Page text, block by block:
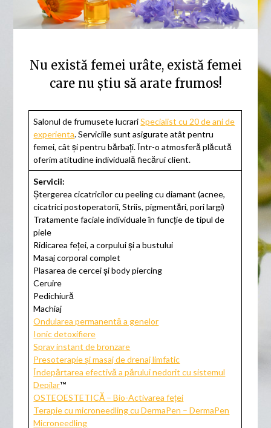
Nu există femei urâte, există femei
care nu știu să arate frumos!
Salonul de frumusete lucrariSpecialist cu 20 de ani de
experienta. Serviciile sunt asigurate atât pentru
femei, cât și pentru bărbați. Într-o atmosferă plăcută
oferim atitudine individuală fiecărui client.
Servicii:
Ștergerea cicatricilor cu peeling cu diamant (acnee,
cicatrici postoperatorii, Striis, pigmentări, pori largi)
Tratamente faciale individuale în funcție de tipul de
piele
Ridicarea feței, a corpului și a bustului
Masaj corporal complet
Plasarea de cercei și body piercing
Ceruire
Pedichiură
Machiaj
Ondularea permanentă a genelor
Ionic detoxifiere
Spray instant de bronzare
Presoterapie și masaj de drenaj limfatic
Îndepărtarea efectivă a părului nedorit cu sistemul
Depilar™
OSTEOESTETICĂ – Bio-Activarea feței
Terapie cu microneedling cu DermaPen – DermaPen
Microneedling